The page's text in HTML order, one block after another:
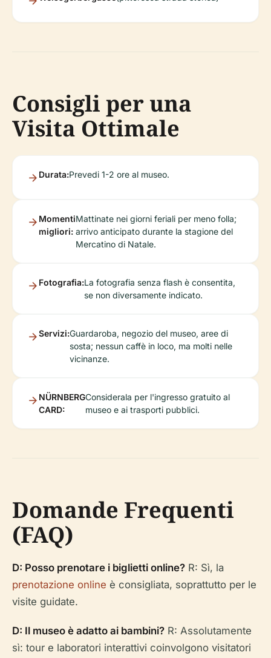
Consigli per una
Visita Ottimale
Durata:Prevedi 1-2 ore al museo.
Momenti
migliori:
Mattinate nei giorni feriali per meno folla;
arrivo anticipato durante la stagione del
Mercatino di Natale.
Fotografia:La fotografia senza flash è consentita,
se non diversamente indicato.
Servizi:Guardaroba, negozio del museo, aree di
sosta; nessun caffè in loco, ma molti nelle
vicinanze.
NÜRNBERG
CARD:
Considerala per l'ingresso gratuito al
museo e ai trasporti pubblici.
Domande Frequenti
(FAQ)
D: Posso prenotare i biglietti online? R: Sì, la
prenotazione online è consigliata, soprattutto per le
visite guidate.
D: Il museo è adatto ai bambini? R: Assolutamente
sì: tour e laboratori interattivi coinvolgono visitatori